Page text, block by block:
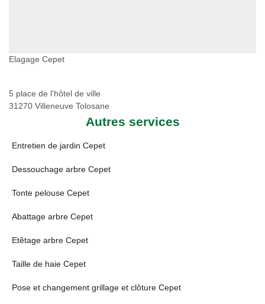
Elagage Cepet
5 place de l'hôtel de ville
31270 Villeneuve Tolosane
Autres services
Entretien de jardin Cepet
Dessouchage arbre Cepet
Tonte pelouse Cepet
Abattage arbre Cepet
Etêtage arbre Cepet
Taille de haie Cepet
Pose et changement grillage et clôture Cepet